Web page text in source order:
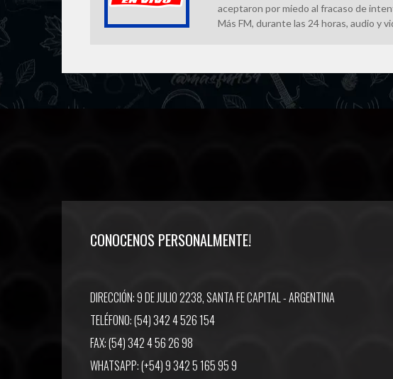
aceptaron por miedo al fracaso de
Más FM, durante las 24 horas, audio y
CONOCENOS PERSONALMENTE!
DIRECCIÓN: 9 DE JULIO 2238, SANTA FE CAPITAL - ARGENTINA
TELÉFONO: (54) 342 4 526 154
FAX: (54) 342 4 56 26 98
WHATSAPP: (+54) 9 342 5 165 95 9